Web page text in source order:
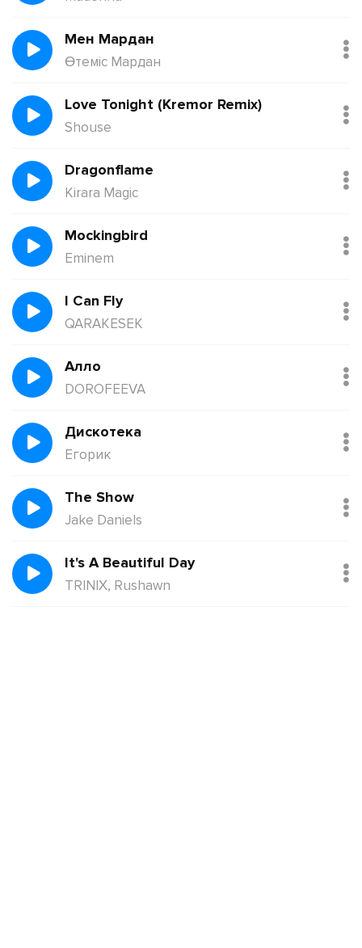
Мен Мардан
Өтеміс Мардан
Love Tonight (Kremor Remix)
Shouse
Dragonflame
Kirara Magic
Mockingbird
Eminem
I Can Fly
QARAKESEK
Алло
DOROFEEVA
Дискотека
Егорик
The Show
Jake Daniels
It's A Beautiful Day
TRINIX, Rushawn